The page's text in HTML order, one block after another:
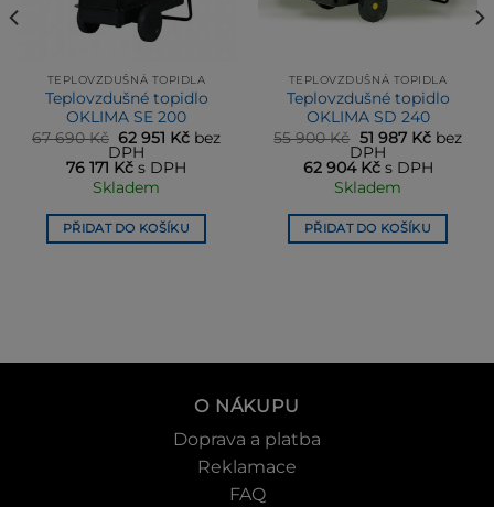
TEPLOVZDUŠNÁ TOPIDLA
Teplovzdušné topidlo
OKLIMA SE 200
67 690Kč Původní
cena
byla:
67 690 Kč.
62 951 KčAktuální
bez
DPH
76 171 Kč s DPH
Skladem
PŘIDAT DO KOŠÍKU
TEPLOVZDUŠNÁ TOPIDLA
Teplovzdušné topidlo
OKLIMA SD 240
55 900Kč Původní
cena
byla:
55 900 Kč.
51 987 KčAktuální
je:
51 987
bez
DPH
62 904 Kčs DPH
Skladem
PŘIDAT DO KOŠÍKU
O NÁKUPU
Doprava a platba
Reklamace
FAQ